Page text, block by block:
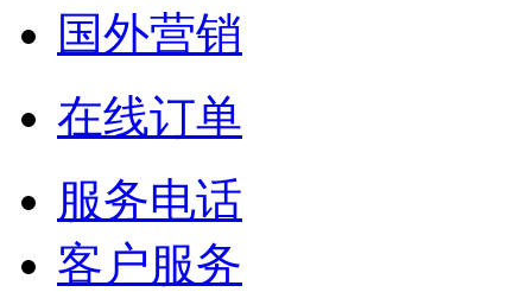
国外营销
在线订单
服务电话
客户服务